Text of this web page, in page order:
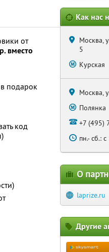
от
вместо
подарок
код
Как нас
Москва,
5
Курская
Москва,
Полянка
+7 (495)
пн.- сб.:
О
laprize.ru
Другие